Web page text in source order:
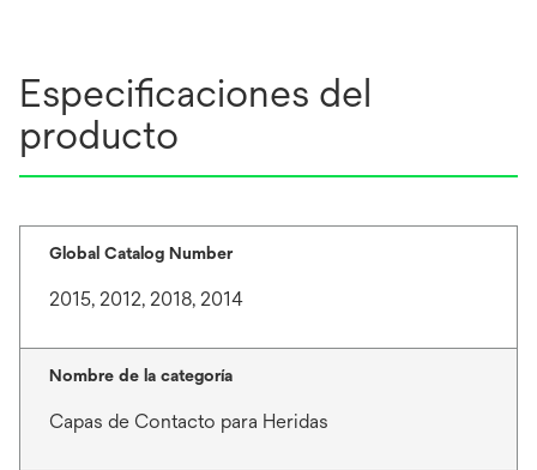
Especificaciones del
producto
Global Catalog Number
2015, 2012, 2018, 2014
Nombre de la categoría
Capas de Contacto para Heridas